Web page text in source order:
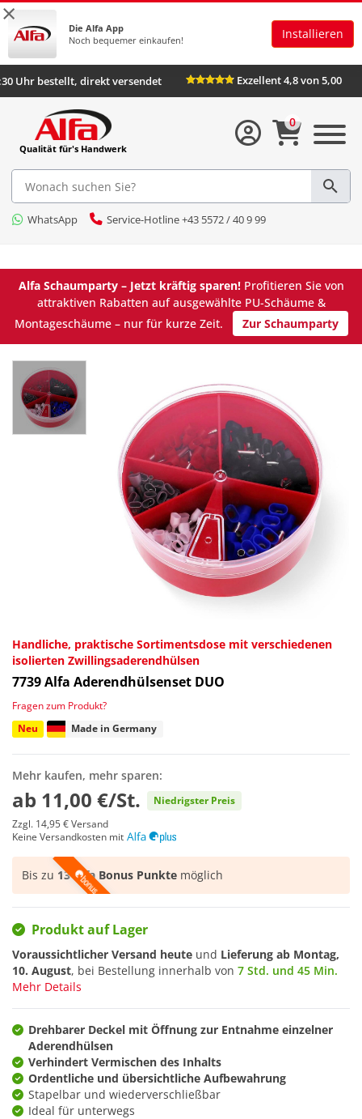
×
Die Alfa App
Noch bequemer einkaufen!
Installieren
Uhr bestellt, direkt versendet Exzellent 4,8 von 5,00
Qualität für's Handwerk
WhatsApp Service-Hotline +43 5572 / 40 9 99
0
Alfa Schaumparty – Jetzt kräftig sparen!Profitieren Sie von
attraktiven Rabatten auf ausgewählte PU-Schäume &
Montageschäume – nur für kurze Zeit.
Zur Schaumparty
Handliche, praktische Sortimentsdose mit verschiedenen
isolierten Zwillingsaderendhülsen
7739Alfa Aderendhülsenset DUO
Fragen zum Produkt?
Neu
Made in Germany
Mehr kaufen, mehr sparen:
ab 11,00 €/St.
Niedrigster Preis
Zzgl. 14,95 €Versand
Keine Versandkosten mit
Bis zu 13 Alfa Bonus Punkte möglich
Produkt auf Lager
Voraussichtlicher Versand heute und Lieferung ab Montag,
10. August, bei Bestellung innerhalb von 7 Std. und 45 Min.
Mehr Details
Drehbarer Deckel mit Öffnung zur Entnahme einzelner
Aderendhülsen
Verhindert Vermischen des Inhalts
Ordentliche und übersichtliche Aufbewahrung
Stapelbar und wiederverschließbar
Ideal für unterwegs